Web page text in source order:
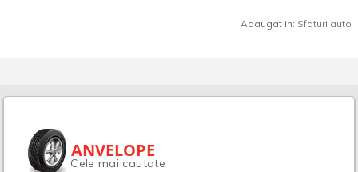
Adaugat in: Sfaturi auto
ANVELOPE
Cele mai cautate